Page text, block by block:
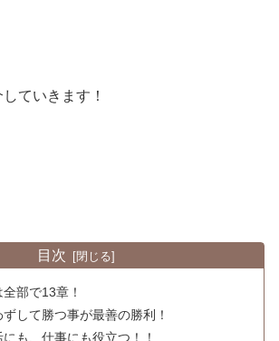
ていきます！
目次
部で13章！
して勝つ事が最善の勝利！
も、仕事にも役立つ！！